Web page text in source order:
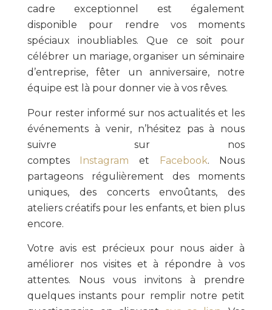
cadre exceptionnel est également
disponible pour rendre vos moments
spéciaux inoubliables. Que ce soit pour
célébrer un mariage, organiser un séminaire
d’entreprise, fêter un anniversaire, notre
équipe est là pour donner vie à vos rêves.
Pour rester informé sur nos actualités et les
événements à venir, n’hésitez pas à nous
suivre sur nos
comptes Instagram et Facebook. Nous
partageons régulièrement des moments
uniques, des concerts envoûtants, des
ateliers créatifs pour les enfants, et bien plus
encore.
Votre avis est précieux pour nous aider à
améliorer nos visites et à répondre à vos
attentes. Nous vous invitons à prendre
quelques instants pour remplir notre petit